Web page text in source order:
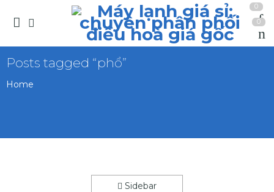
0
0
Posts tagged “phổ”
Home
Sidebar